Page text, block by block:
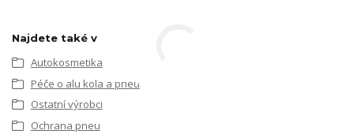
Najdete také v
Autokosmetika
Péče o alu kola a pneu
Ostatní výrobci
Ochrana pneu